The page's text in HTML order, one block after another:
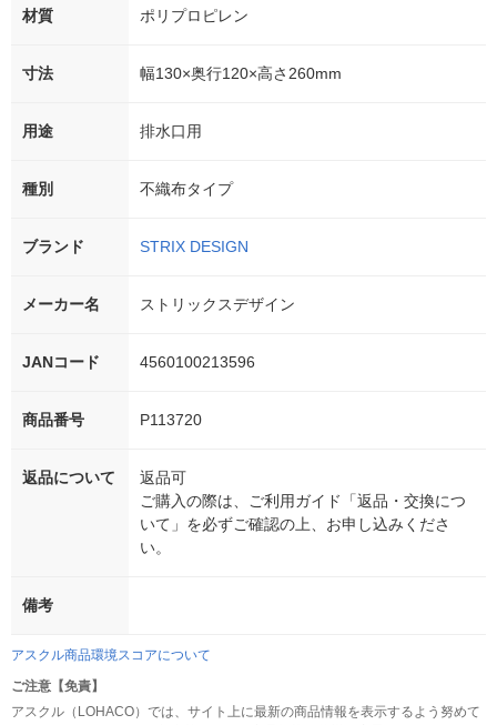
材質 ポリプロピレン
寸法 幅130×奥行120×高さ260mm
用途 排水口用
種別 不織布タイプ
ブランド STRIX DESIGN
メーカー名 ストリックスデザイン
JANコード 4560100213596
商品番号 P113720
返品について
返品可
ご購入の際は、ご利用ガイド「返品・交換につ
いて」を必ずご確認の上、お申し込みくださ
い。
備考
アスクル商品環境スコアについて
ご注意【免責】
アスクル（LOHACO）では、サイト上に最新の商品情報を表示するよう努めて